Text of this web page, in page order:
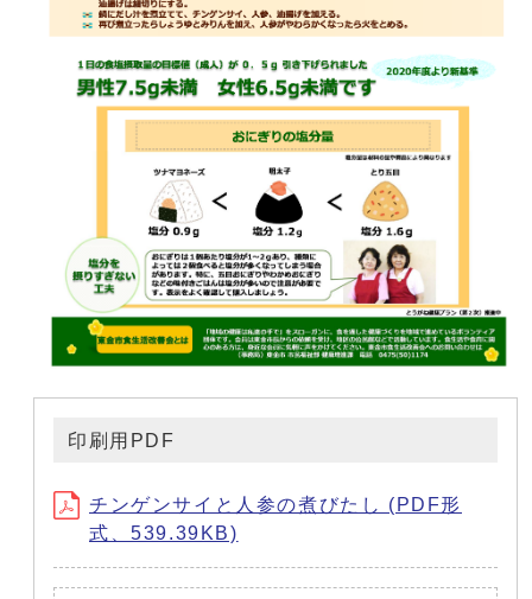
印刷用PDF
チンゲンサイと人参の煮びたし (PDF形
式、539.39KB)